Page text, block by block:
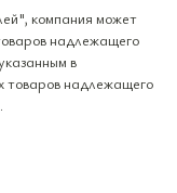
компания может
надлежащего
в
товаров надлежащего